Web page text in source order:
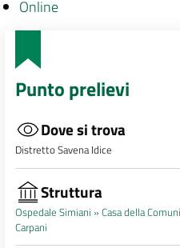
Online
Punto prelievi
Dove si trova
Distretto Savena Idice
Struttura
Ospedale Simiani »Casa della
Carpani